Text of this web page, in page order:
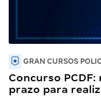
GRAN CURSOS
Concurso
prazo para